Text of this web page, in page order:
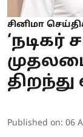
சினிமா
Published on: 06